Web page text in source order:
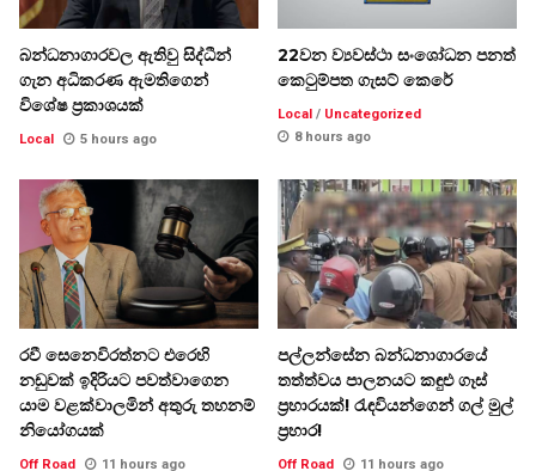
බන්ධනාගාරවල ඇතිවු සිද්ධීන්
ගැන අධිකරණ ඇමතිගෙන්
විශේෂ ප්‍රකාශයක්
Local 5 hours ago
22වන ව්‍යවස්ථා සංශෝධන පනත්
කෙටුම්පත ගැසට් කෙරේ
Local / Uncategorized
8 hours ago
රවී සෙනෙවිරත්නට එරෙහි
නඩුවක් ඉදිරියට පවත්වාගෙන
යාම වළක්වාලමින් අතුරු තහනම්
නියෝගයක්
Off Road 11 hours ago
පල්ලන්සේන බන්ධනාගාරයේ
තත්ත්වය පාලනයට කඳුළු ගෑස්
ප්‍රහාරයක්! රැඳවියන්ගෙන් ගල් මුල්
ප්‍රහාර!
Off Road 11 hours ago